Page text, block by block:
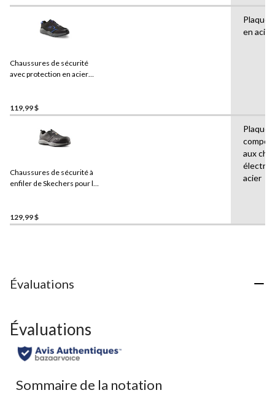
Chaussures de sécurité
avec protection en acier
119,99 $
en acier
Chaussures de sécurité à
enfiler de Skechers pour le
hommes
129,99 $
Plaque
aux
acier
Évaluations
Évaluations
Sommaire de la notation